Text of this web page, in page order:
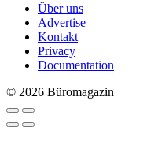
Über uns
Advertise
Kontakt
Privacy
Documentation
© 2026 Büromagazin